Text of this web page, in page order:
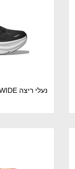
נעלי ריצה HOKA BONDI 9 WIDE גברים